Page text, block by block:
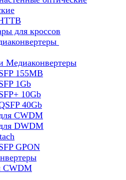
для кроссов
Медиаконвертеры
155MB
1Gb
10Gb
40Gb
CWDM
DWDM
GPON
CWDM